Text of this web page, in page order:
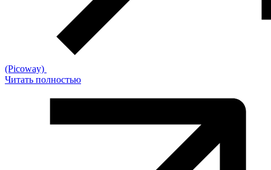
(Picoway)
Читать полностью